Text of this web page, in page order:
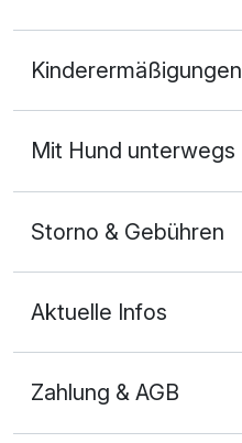
2 Erwachsene
Kinderermäßigungen
Mit Hund unterwegs
Storno & Gebühren
Aktuelle Infos
Zahlung & AGB